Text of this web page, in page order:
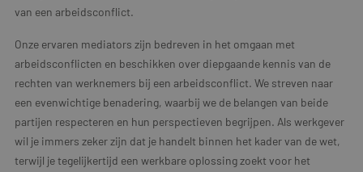
van een arbeidsconflict.
Onze ervaren mediators zijn bedreven in het omgaan met
arbeidsconflicten en beschikken over diepgaande kennis van de
rechten van werknemers bij een arbeidsconflict. We streven naar
een evenwichtige benadering, waarbij we de belangen van beide
partijen respecteren en hun perspectieven begrijpen. Als werkgever
wil je immers zeker zijn dat je handelt binnen het kader van de wet,
terwijl je tegelijkertijd een werkbare oplossing zoekt voor het